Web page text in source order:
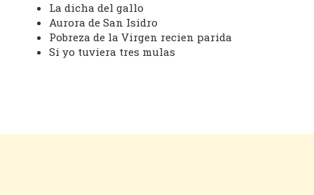
La dicha del gallo
Aurora de San Isidro
Pobreza de la Virgen recien parida
Si yo tuviera tres mulas